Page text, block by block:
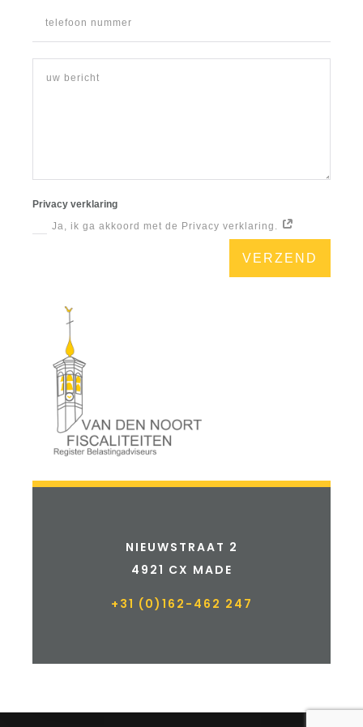
Privacy verklaring
Ja, ik ga akkoord met de Privacy verklaring.
VERZEND
NIEUWSTRAAT 2
4921 CX MADE
+31 (0)162-462 247